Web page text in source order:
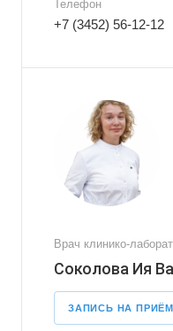
Телефон
+7 (3452) 56-12-12
Врач клинико-
Соколова Ия
ЗАПИСЬ НА ПРИЁМ